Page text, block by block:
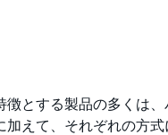
とする製品の多くは
えて、それぞれの方